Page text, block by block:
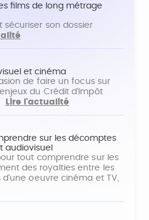
films de long métrage
son dossier
et cinéma
de faire un focus sur
du Crédit d'Impôt
Lire l'actualité
sur les décomptes
audiovisuel
tout comprendre sur les
des royalties entre les
oeuvre cinéma et TV,